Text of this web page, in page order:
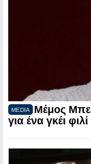
MEDIA
Μέμος
για ένα γκέι